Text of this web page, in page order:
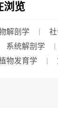
浏览
解剖学
系统解剖学
物发育学